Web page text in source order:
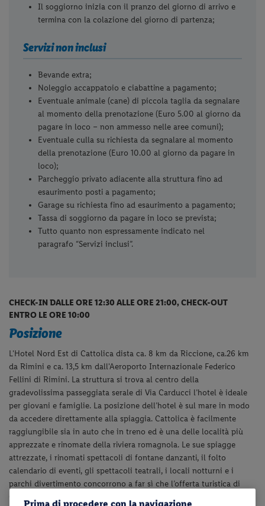
Il soggiorno inizia con il pranzo del giorno di arrivo e
termina con la colazione del giorno di partenza;
Servizi non inclusi
Bevande extra;
Noleggio accappatoio e ciabattine a pagamento;
Eventuale animale (cane) di piccola taglia da segnalare
al momento della prenotazione (Euro 5.00 al giorno da
pagare in loco – non ammesso nelle aree comuni);
Eventuale culla su richiesta da segnalare al momento
della prenotazione (Euro 10.00 al giorno da pagare in
loco);
Parcheggio privato adiacente alla struttura fino ad
esaurimento posti a pagamento;
Garage su richiesta fino ad esaurimento a pagamento;
Tassa di soggiorno da pagare in loco se prevista;
Tutto quanto non espressamente indicato nel
paragrafo “Servizi inclusi”.
CHECK-IN DALLE ORE 12:30 ALLE ORE 21:00, CHECK-OUT
ENTRO LE ORE 10:00
Posizione
L'Hotel Nord Est di Cattolica dista ca. 8 km da Riccione, ca.26 km
da Rimini e ca. 13,5 km dall'Aeroporto Internazionale Federico
Fellini di Rimini. La struttura si trova al centro della
gradevolissima passeggiata serale di Via Carducci l’hotel è ideale
per giovani e famiglie. La posizione dell’hotel è sul mare in modo
da accedere direttamente alla spiaggia. Cattolica è facilmente
raggiungibile sia in auto che in treno ed è una delle località più
apprezzate e rinomate della riviera romagnola. Le sue spiagge
attrezzate, i rinomati spettacoli di fontane danzanti, il folto
calendario di eventi, gli spettacoli teatrali, i locali notturni e i
parchi divertimento concorrono a far sì che l’offerta turistica di
Prima di procedere con la navigazione